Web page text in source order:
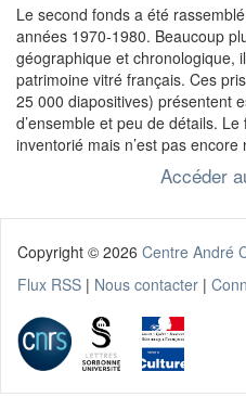
Le second fonds a été
années 1970-1980. Beaucoup
géographique et chronologique,
patrimoine vitré français. Ces
25 000 diapositives) présentent
d’ensemble et peu de détails.
inventorié mais n’est pas
Accéder
Copyright © 2026 Centre André
Flux RSS | Nous contacter |